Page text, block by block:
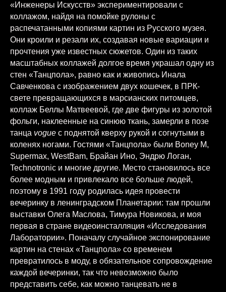
«Инженеры Искусств» экспериментировали с
коллажом, найдя на помойке рулоны с
распечатанными копиями картин из Русского музея.
Они кроили и резали их, создавая новые вариации и
прочтения уже известных сюжетов. Один из таких
масштабных коллажей долгое время украшал одну из
стен «Танцпола», равно как и живопись Инала
Савченкова с изображением двух кошечек, в ПРК-
свете превращающихся в марсианских питомцев,
коллаж Беллы Матвеевой, где две фигуры из золотой
фольги, наклеенные на синюю ткань, замерли в позе
танца vogue с поднятой кверху рукой и согнутыми в
коленях ногами. Гостями «Танцпола» были Boney M,
Supermax, WestBam, Брайан Ино, Эндрю Логан,
Technotronic и многие другие. Место становилось все
более модным и привлекало все больше людей,
поэтому в 1991 году родилась идея провести
вечеринку в ленинградском Планетарии: там прошли
выставки Олега Маслова, Тимура Новикова, и моя
первая в стране видеоинсталляция «Исследования
Лаборатории». Поначалу случайное экспонирование
картин на стенах «Танцпола» со временем
превратилось в моду, в обязательное сопровождение
каждой вечеринки, так что невозможно было
представить себе, как можно танцевать не в